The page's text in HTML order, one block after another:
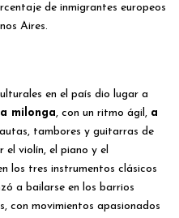
de inmigrantes europeos
Aires.
en el país dio lugar a
la milonga, con un ritmo ágil, a
tambores y guitarras de
el violín, el piano y el
los tres instrumentos clásicos
a bailarse en los barrios
con movimientos apasionados